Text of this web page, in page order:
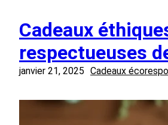
Cadeaux
respectueuses
janvier 21, 2025 Cadeaux